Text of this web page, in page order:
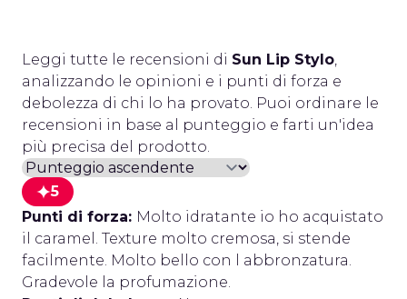
Leggi tutte le recensioni di Sun Lip Stylo,
analizzando le opinioni e i punti di forza e
debolezza di chi lo ha provato. Puoi ordinare le
recensioni in base al punteggio e farti un'idea
più precisa del prodotto.
5
Punti di forza: Molto idratante io ho acquistato
il caramel. Texture molto cremosa, si stende
facilmente. Molto bello con l abbronzatura.
Gradevole la profumazione.